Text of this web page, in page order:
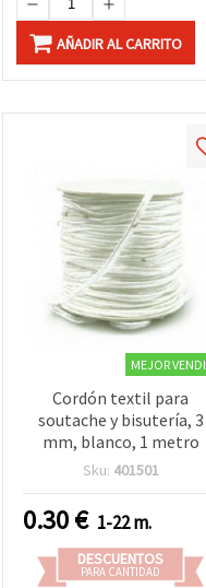
AÑADIR AL CARRITO
MEJOR
Cordón textil para
soutache y bisutería, 3
mm, blanco, 1 metro
Sku: 401501
0.30€ 1-22 m.
DESCUENTOS
PARA CANTIDAD